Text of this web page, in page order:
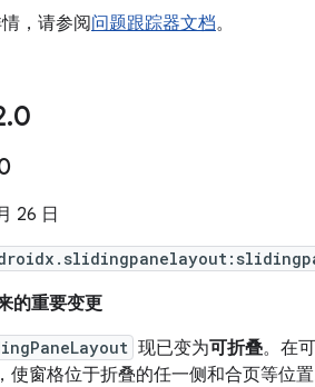
，请参阅问题跟踪器文档。
.0
26 日
的重要变更
现已变为可折叠。在
使窗格位于折叠的任一侧和合页等位置